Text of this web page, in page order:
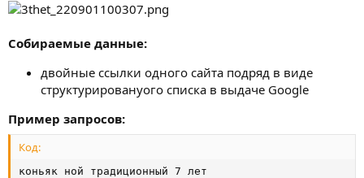
и
Собираемые данные:
двойные ссылки одного сайта подряд в виде
структурированyого списка в выдаче Google
Пример запросов:
Код:
коньяк ной традиционный 7 лет